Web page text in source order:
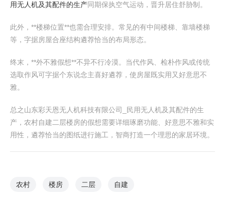
用无人机及其配件的生产同期保执空气运动，晋升居住舒胁制。
此外，**楼梯位置**也需合理安排。常见的有中间楼梯、靠墙楼梯
等，字据房屋合座结构遴荐恰当的布局形态。
终末，**外不雅假想**不异不行冷漠。当代作风、检朴作风或传统
选取作风可字据个东说念主喜好遴荐，使房屋既实用又好意思不
雅。
总之山东彩天恩无人机科技有限公司_民用无人机及其配件的生
产，农村自建二层楼房的假想需要详细琢磨功能、好意思不雅和实
用性，遴荐恰当的图纸进行施工，智商打造一个理思的家居环境。
农村 楼房 二层 自建